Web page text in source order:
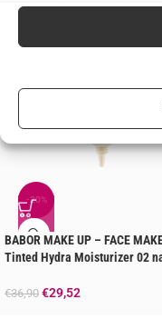
-20%
BABOR MAKE UP – FACE
Tinted Hydra Moisturizer 02
€36,90 €29,52